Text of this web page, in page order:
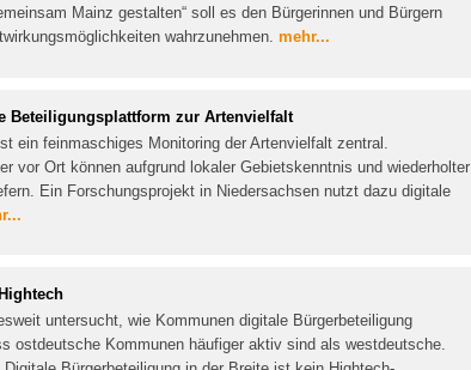
Mainz gestalten“ soll es den Bürgerinnen und Bürgern
wahrzunehmen. mehr...
Beteiligungsplattform zur Artenvielfalt
ein feinmaschiges Monitoring der Artenvielfalt zentral.
vor Ort können aufgrund lokaler Gebietskenntnis und wiederholter
Ein Forschungsprojekt in Niedersachsen nutzt dazu digitale
untersucht, wie Kommunen digitale Bürgerbeteiligung
ostdeutsche Kommunen häufiger aktiv sind als westdeutsche.